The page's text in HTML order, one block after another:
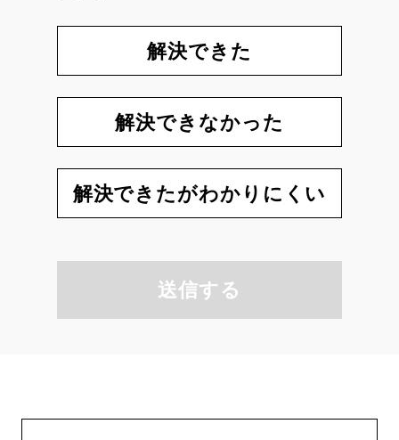
解決できた
解決できなかった
解決できたがわかりにくい
送信する